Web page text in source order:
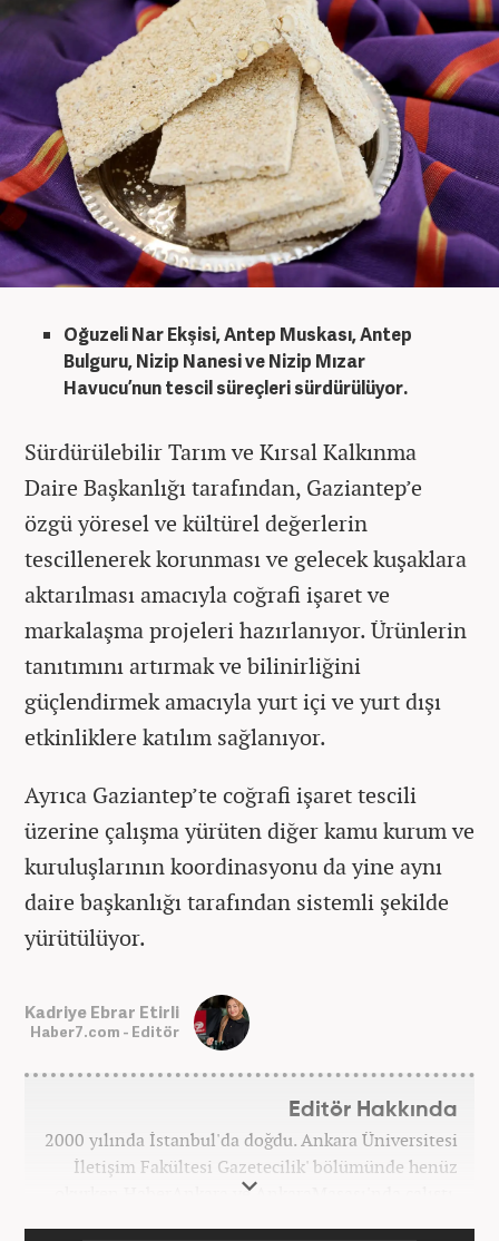
Oğuzeli Nar Ekşisi, Antep Muskası, Antep
Bulguru, Nizip Nanesi ve Nizip Mızar
Havucu’nun tescil süreçleri sürdürülüyor.
Sürdürülebilir Tarım ve Kırsal Kalkınma
Daire Başkanlığı tarafından, Gaziantep’e
özgü yöresel ve kültürel değerlerin
tescillenerek korunması ve gelecek kuşaklara
aktarılması amacıyla coğrafi işaret ve
markalaşma projeleri hazırlanıyor. Ürünlerin
tanıtımını artırmak ve bilinirliğini
güçlendirmek amacıyla yurt içi ve yurt dışı
etkinliklere katılım sağlanıyor.
Ayrıca Gaziantep’te coğrafi işaret tescili
üzerine çalışma yürüten diğer kamu kurum ve
kuruluşlarının koordinasyonu da yine aynı
daire başkanlığı tarafından sistemli şekilde
yürütülüyor.
Kadriye Ebrar Etirli
Haber7.com - Editör
Editör Hakkında
2000 yılında İstanbul'da doğdu. Ankara Üniversitesi
İletişim Fakültesi Gazetecilik' bölümünde henüz
okurken HaberAnkara ve AnkaraMasası'nda çalıştı.